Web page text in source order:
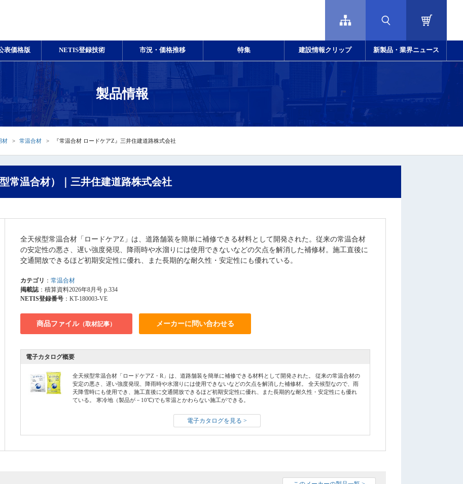
表価格版 NETIS登録技術 市況・価格推移 特集 建設情報クリップ 新製品・業界ニュース
製品情報
材 常温合材 『常温合材 ロードケアZ』三井住建道路株式会社
常温合材）｜三井住建道路株式会社
全天候型常温合材「ロードケアZ」は、道路舗装を簡単に補修できる材料として開発された。従来の常温合材
の安定性の悪さ、遅い強度発現、降雨時や水溜りには使用できないなどの欠点を解消した補修材。施工直後に
交通開放できるほど初期安定性に優れ、また長期的な耐久性・安定性にも優れている。
カテゴリ ： 常温合材
掲載誌：積算資料2026年8月号 p.334
NETIS登録番号：KT-180003-VE
商品ファイル（取材記事） メーカーに問い合わせる
電子カタログ概要
全天候型常温合材「ロードケアZ・R」は、道路舗装を簡単に補修できる材料として開発された。 従来の常温合材の
安定の悪さ、遅い強度発現、降雨時や水溜りには使用できないなどの欠点を解消した補修材。 全天候型なので、雨
天降雪時にも使用でき、施工直後に交通開放できるほど初期安定性に優れ、また長期的な耐久性・安定性にも優れ
ている。 寒冷地（製品が－10℃)でも常温とかわらない施工ができる。
電子カタログを見る >